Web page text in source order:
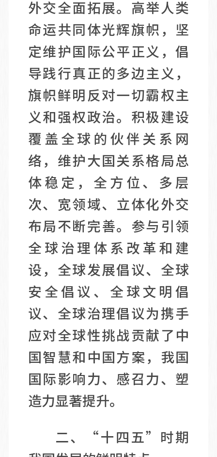
外交全面拓展。高举人类
命运共同体光辉旗帜，坚
定维护国际公平正义，倡
导践行真正的多边主义，
旗帜鲜明反对一切霸权主
义和强权政治。积极建设
覆盖全球的伙伴关系网
络，维护大国关系格局总
体稳定，全方位、多层
次、宽领域、立体化外交
布局不断完善。参与引领
全球治理体系改革和建
设，全球发展倡议、全球
安全倡议、全球文明倡
议、全球治理倡议为携手
应对全球性挑战贡献了中
国智慧和中国方案，我国
国际影响力、感召力、塑
造力显著提升。
二、“十四五”时期